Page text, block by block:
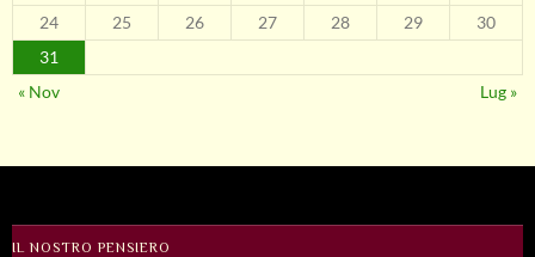
24
25 26 27 28 29
30
31
« Nov
Lug »
IL NOSTRO PENSIERO